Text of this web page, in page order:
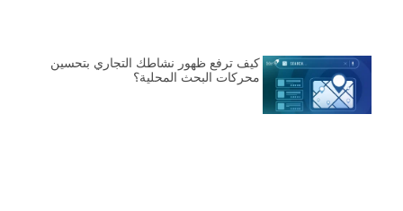
كيف ترفع ظهور نشاطك التجاري بتحسين
محركات البحث المحلية؟